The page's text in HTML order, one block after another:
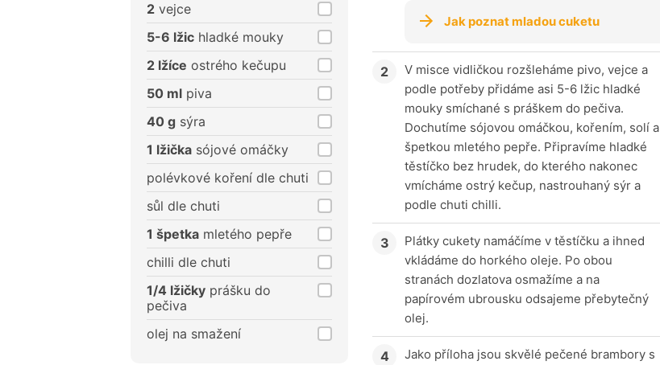
2 vejce
5-6 lžic hladké mouky
2 lžíce ostrého kečupu
50 ml piva
40 g sýra
1 lžička sójové omáčky
polévkové koření dle chuti
sůl dle chuti
1 špetka mletého pepře
chilli dle chuti
1/4 lžičky prášku do
pečiva
olej na smažení
Jak poznat mladou cuketu
V misce vidličkou rozšleháme pivo, vejce a
podle potřeby přidáme asi 5-6 lžic hladké
mouky smíchané s práškem do pečiva.
Dochutíme sójovou omáčkou, kořením, solí a
špetkou mletého pepře. Připravíme hladké
těstíčko bez hrudek, do kterého nakonec
vmícháme ostrý kečup, nastrouhaný sýr a
podle chuti chilli.
Plátky cukety namáčíme v těstíčku a ihned
vkládáme do horkého oleje. Po obou
stranách dozlatova osmažíme a na
papírovém ubrousku odsajeme přebytečný
olej.
Jako příloha jsou skvělé pečené brambory s